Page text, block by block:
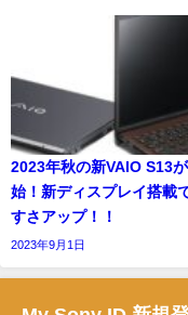
2023年秋の新VAIO S13
始！新ディスプレイ搭載
すさアップ！！
2023年9月1日